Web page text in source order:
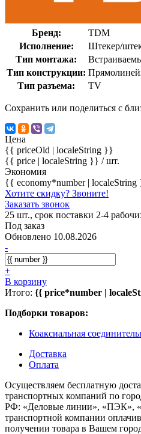
Бренд:
TDM
Исполнение:
Штекер/
Тип монтажа:
Тип конструкции:
Тип разъема:
TV
Сохранить или поделиться с
Цена
{{ priceOld | localeString }}
{{ price | localeString }} / шт.
Экономия
{{ economy*number |
Хотите скидку? Звоните!
Заказать звонок
25 шт., срок поставки 2-4
Под заказ
Обновлено 10.08.2026
-
+
В корзину
Итого: {{ price*number |
Подборки товаров:
Коаксиальная
Доставка
Оплата
Осуществляем бесплатную
транспортных компаний по
РФ: «Деловые линии», «ПЭК»,
транспортной компании
получении товара в Вашем